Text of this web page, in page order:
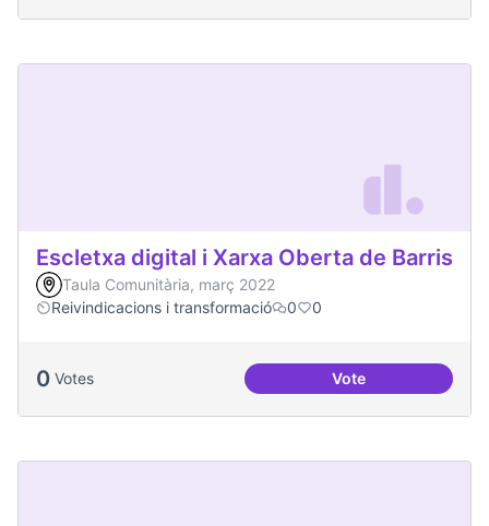
Escletxa digital i Xarxa Oberta de Barris
Taula Comunitària, març 2022
Reivindicacions i transformació
0 0
0 Votes VoteEscletxa digital i